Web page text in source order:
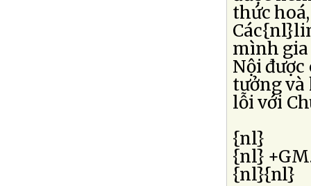
thức
mình gia
Nội
tưởng
lỗi với
{nl}
{nl}
{nl}{nl}